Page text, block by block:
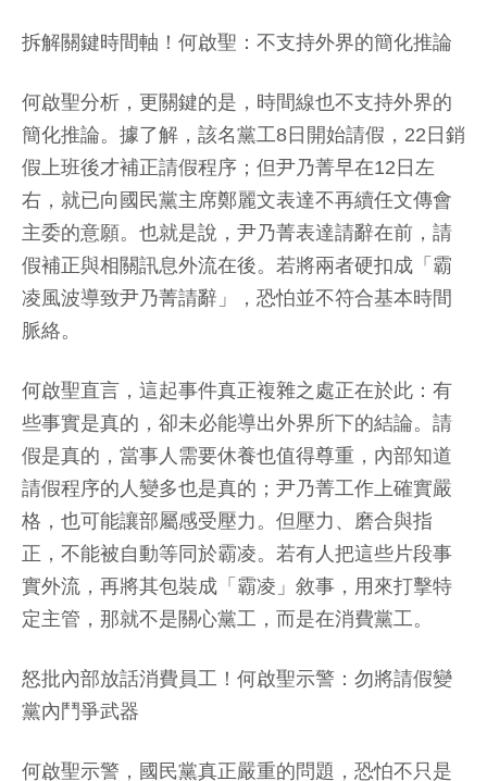
拆解關鍵時間軸！何啟聖：不支持外界的簡化推論
何啟聖分析，更關鍵的是，時間線也不支持外界的
簡化推論。據了解，該名黨工8日開始請假，22日銷
假上班後才補正請假程序；但尹乃菁早在12日左
右，就已向國民黨主席鄭麗文表達不再續任文傳會
主委的意願。也就是說，尹乃菁表達請辭在前，請
假補正與相關訊息外流在後。若將兩者硬扣成「霸
凌風波導致尹乃菁請辭」，恐怕並不符合基本時間
脈絡。
何啟聖直言，這起事件真正複雜之處正在於此：有
些事實是真的，卻未必能導出外界所下的結論。請
假是真的，當事人需要休養也值得尊重，內部知道
請假程序的人變多也是真的；尹乃菁工作上確實嚴
格，也可能讓部屬感受壓力。但壓力、磨合與指
正，不能被自動等同於霸凌。若有人把這些片段事
實外流，再將其包裝成「霸凌」敘事，用來打擊特
定主管，那就不是關心黨工，而是在消費黨工。
怒批內部放話消費員工！何啟聖示警：勿將請假變
黨內鬥爭武器
何啟聖示警，國民黨真正嚴重的問題，恐怕不只是